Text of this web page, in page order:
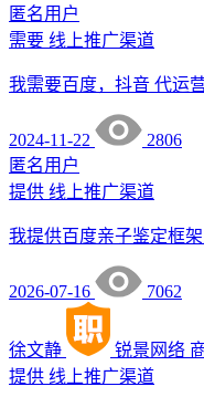
匿名用户
需要 线上推广渠道
我需要百度，抖音 代运
2024-11-22
2806
匿名用户
提供 线上推广渠道
我提供百度亲子鉴定框
2026-07-16 7062
徐文静 锐景网络
提供 线上推广渠道